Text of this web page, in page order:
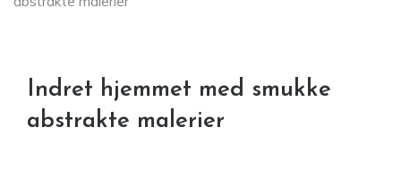
Indret hjemmet med smukke
abstrakte malerier